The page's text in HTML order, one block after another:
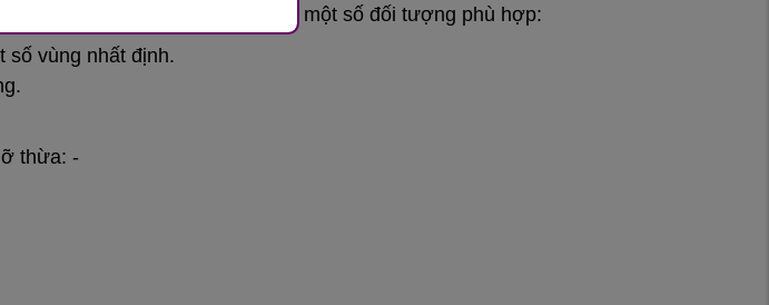
nghệ VASER Lipo. Dưới đây là một số đối tượng phù hợp:
vùng nhất định.
thừa: -